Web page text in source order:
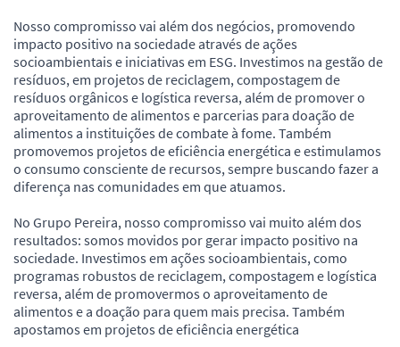
Nosso compromisso vai além dos negócios, promovendo
impacto positivo na sociedade através de ações
socioambientais e iniciativas em ESG. Investimos na gestão de
resíduos, em projetos de reciclagem, compostagem de
resíduos orgânicos e logística reversa, além de promover o
aproveitamento de alimentos e parcerias para doação de
alimentos a instituições de combate à fome. Também
promovemos projetos de eficiência energética e estimulamos
o consumo consciente de recursos, sempre buscando fazer a
diferença nas comunidades em que atuamos.
No Grupo Pereira, nosso compromisso vai muito além dos
resultados: somos movidos por gerar impacto positivo na
sociedade. Investimos em ações socioambientais, como
programas robustos de reciclagem, compostagem e logística
reversa, além de promovermos o aproveitamento de
alimentos e a doação para quem mais precisa. Também
apostamos em projetos de eficiência energética